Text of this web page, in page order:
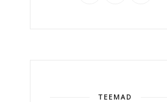
TEEMAD